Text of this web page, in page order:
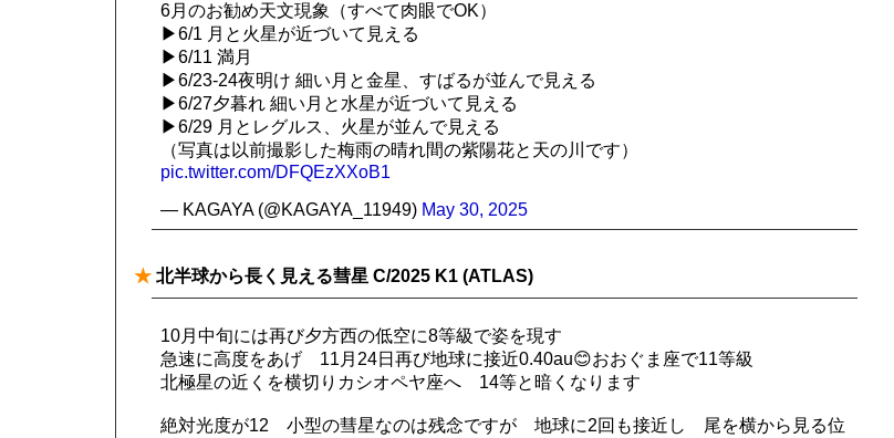
6月のお勧め天文現象（すべて肉眼でOK）
▶6/1 月と火星が近づいて見える
▶6/11 満月
▶6/23-24夜明け 細い月と金星、すばるが並んで見える
▶6/27夕暮れ 細い月と水星が近づいて見える
▶6/29 月とレグルス、火星が並んで見える
（写真は以前撮影した梅雨の晴れ間の紫陽花と天の川です）
pic.twitter.com/DFQEzXXoB1
— KAGAYA (@KAGAYA_11949) May 30, 2025
★ 北半球から長く見える彗星 C/2025 K1 (ATLAS)
10月中旬には再び夕方西の低空に8等級で姿を現す
急速に高度をあげ 11月24日再び地球に接近0.40au😊おおぐま座で11等級
北極星の近くを横切りカシオペヤ座へ 14等と暗くなります
絶対光度が12 小型の彗星なのは残念ですが 地球に2回も接近し 尾を横から見る位